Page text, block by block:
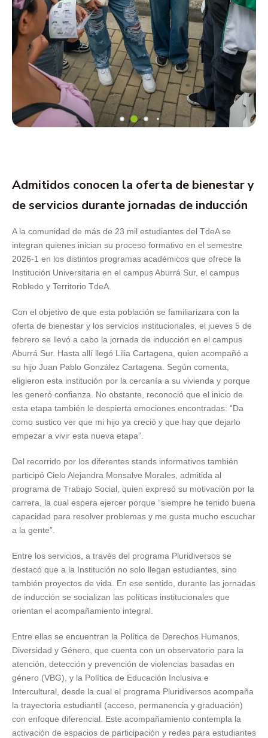
Admitidos conocen la oferta de bienestar y
de servicios durante jornadas de inducción
A la comunidad de más de 23 mil estudiantes del TdeA se
integran quienes inician su proceso formativo en el semestre
2026-1 en los distintos programas académicos que ofrece la
Institución Universitaria en el campus Aburrá Sur, el campus
Robledo y Territorio TdeA.
Con el objetivo de que esta población se familiarizara con la
oferta de bienestar y los servicios institucionales, el jueves 5 de
febrero se llevó a cabo la jornada de inducción en el campus
Aburrá Sur. Hasta allí llegó Lilia Cartagena, quien acompañó a
su hijo Juan Pablo González Cartagena. Según comenta,
eligieron esta institución por la cercanía a su vivienda y porque
les generó confianza. No obstante, reconoció que el inicio de
esta etapa también le despierta emociones encontradas: “Da
como sustico ver que mi hijo ya creció y que hay que dejarlo
empezar a vivir esta nueva etapa”.
Del recorrido por los diferentes stands informativos también
participó Cielo Alejandra Monsalve Morales, admitida al
programa de Trabajo Social, quien expresó su motivación por la
carrera, la cual espera ejercer porque “siempre he tenido buena
capacidad para resolver problemas y me gusta mucho escuchar
a la gente”.
Entre los servicios, a través del programa Pluridiversos se
destacó que a la Institución no solo llegan estudiantes, sino
también proyectos de vida. En ese sentido, durante las jornadas
de inducción se socializan las políticas institucionales que
orientan el acompañamiento integral.
Entre ellas se encuentran la Política de Derechos Humanos,
Diversidad y Género, que cuenta con un observatorio para la
atención, detección y prevención de violencias basadas en
género (VBG), y la Política de Educación Inclusiva e
Intercultural, desde la cual el programa Pluridiversos acompaña
la trayectoria estudiantil (acceso, permanencia y graduación)
con enfoque diferencial. Este acompañamiento contempla la
activación de espacios de participación y redes para estudiantes